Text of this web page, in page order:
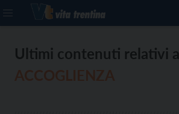
Ultimi contenuti relativi a